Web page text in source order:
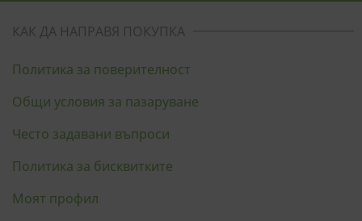
КАК ДА НАПРАВЯ ПОКУПКА
Политика за поверителност
Общи условия за пазаруване
Често задавани въпроси
Политика за бисквитките
Моят профил